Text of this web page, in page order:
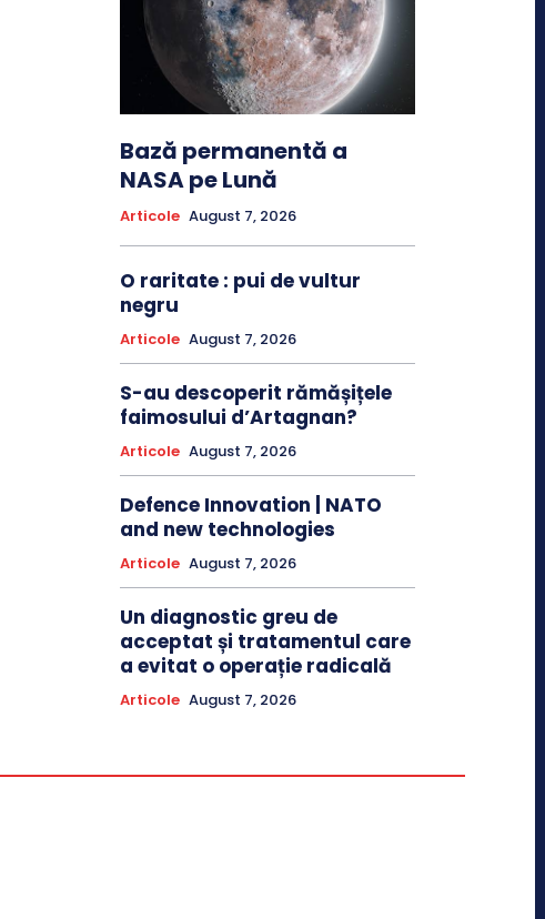
Bază permanentă a
NASA pe Lună
Articole August 7, 2026
O raritate : pui de vultur
negru
Articole August 7, 2026
S-au descoperit rămășițele
faimosului d’Artagnan?
Articole August 7, 2026
Defence Innovation | NATO
and new technologies
Articole August 7, 2026
Un diagnostic greu de
acceptat și tratamentul care
a evitat o operație radicală
Articole August 7, 2026